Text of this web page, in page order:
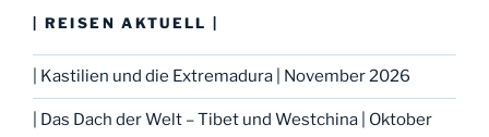
| REISEN AKTUELL |
| Kastilien und die Extremadura | November 2026
| Das Dach der Welt – Tibet und Westchina | Oktober